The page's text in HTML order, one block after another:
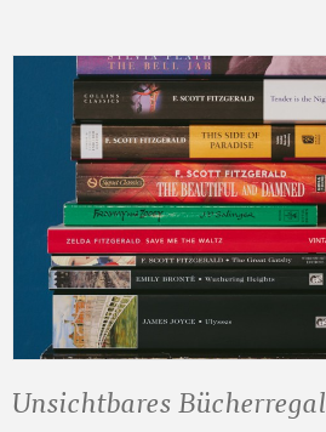
Unsichtbares Bücherregal